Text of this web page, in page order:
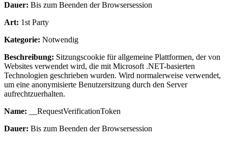
Dauer: Bis zum Beenden der Browsersession
Art: 1st Party
Kategorie: Notwendig
Beschreibung: Sitzungscookie für allgemeine Plattformen, der von
Websites verwendet wird, die mit Microsoft .NET-basierten
Technologien geschrieben wurden. Wird normalerweise verwendet,
um eine anonymisierte Benutzersitzung durch den Server
aufrechtzuerhalten.
Name: __RequestVerificationToken
Dauer: Bis zum Beenden der Browsersession